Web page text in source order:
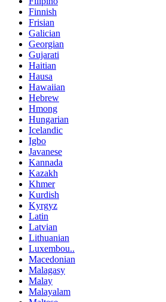
Finnish
Frisian
Galician
Georgian
Gujarati
Haitian
Hausa
Hawaiian
Hebrew
Hmong
Hungarian
Icelandic
Igbo
Javanese
Kannada
Kazakh
Khmer
Kurdish
Kyrgyz
Latin
Latvian
Lithuanian
Luxembou..
Macedonian
Malagasy
Malay
Malayalam